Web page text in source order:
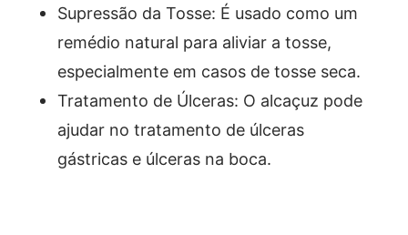
Supressão da Tosse: É usado como um
remédio natural para aliviar a tosse,
especialmente em casos de tosse seca.
Tratamento de Úlceras: O alcaçuz pode
ajudar no tratamento de úlceras
gástricas e úlceras na boca.